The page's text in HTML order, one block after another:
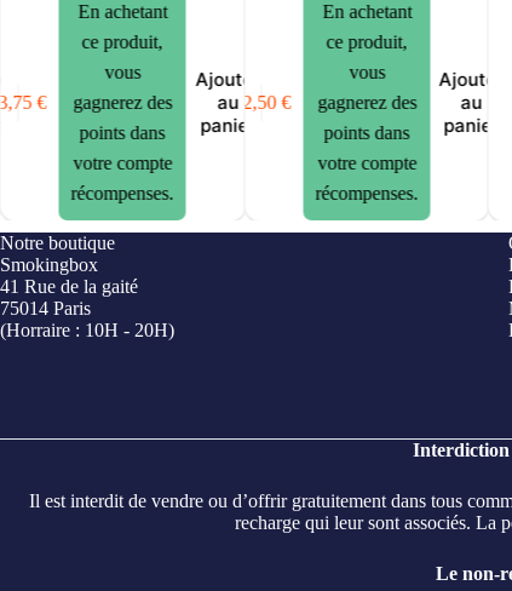
€
En achetant
ce produit,
vous
gagnerez des
points dans
votre compte
récompenses.
Ajouter
au
panier
42,50€
En achetant
ce produit,
vous
gagnerez des
points dans
votre compte
récompenses.
Ajouter
au
panier
Notre boutique
Smokingbox
41 Rue de la gaité
75014 Paris
(Horraire : 10H - 20H)
Interdiction
Il est interdit de vendre ou d’offrir gratuitement dans tous
recharge qui leur sont associés. La
Le non-